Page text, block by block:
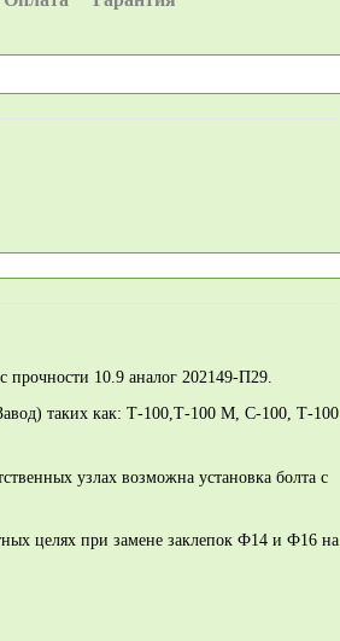
прочности 10.9 аналог 202149-П29.
таких как: Т-100,Т-100 М, С-100, Т-100
узлах возможна установка болта с
целях при замене заклепок Ф14 и Ф16 на